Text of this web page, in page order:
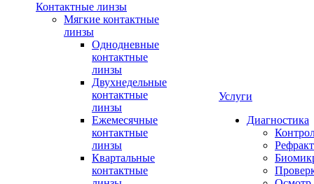
Контактные линзы
Мягкие контактные
линзы
Однодневные
контактные
линзы
Двухнедельные
контактные
линзы
Ежемесячные
контактные
линзы
Квартальные
контактные
Услуги
Диагностика